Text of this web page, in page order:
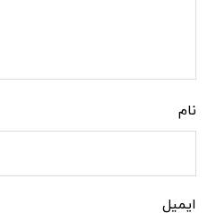
نام
ایمیل